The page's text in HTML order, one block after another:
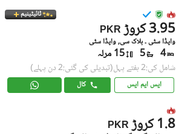
ٹائیٹینیم
PKR 3.95 کروڑ
واپڈا سٹی ۔ بلاک سی, واپڈا سٹی
4
5 15 مرلہ
شامل کی:2 ہفتے پہل (تبدیلی کی گئی:2 دن پہلے)
ایس ایم ایس کال
PKR 1.8 کروڑ